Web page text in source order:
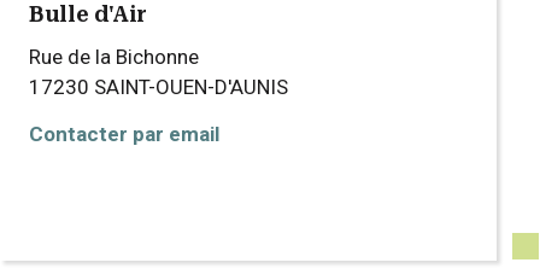
Bulle d'Air
Rue de la Bichonne
17230 SAINT-OUEN-D'AUNIS
Contacter par email